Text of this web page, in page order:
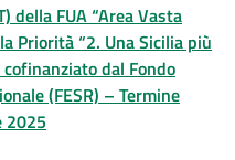
della FUA “Area Vasta
Priorità “2. Una Sicilia più
dal Fondo
(FESR) – Termine
2025